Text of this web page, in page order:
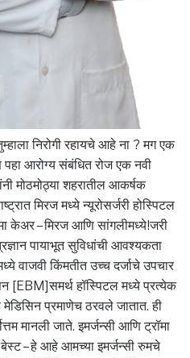
निरोगी रहायचे आहे ना ? मग एक
आरोग्य संबंधित रोज एक नवी
मोठमोठ्या शहरातील आकर्षक
मिरज मध्ये न्यूरोसर्जरी होस्पिटल
केअर – मिरज आणि सांगलीमध्ये!जरी
पायाभूत सुविधांची आवश्यकता
वाजवी किंमतीत उच्च दर्जाचे उपचार
[EBM]समर्थ हॉस्पिटल मध्ये प्रत्येक
मेडिसिन प्रमाणेच ठरवले जातात. ही
मानली जाते. इमर्जन्सी आणि ट्रॉमा
– हे आहे आमच्या इमर्जन्सी रुमचे